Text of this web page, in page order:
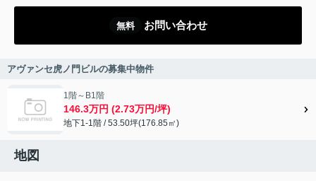
無料 お問い合わせ
アヴァンセ虎ノ門ビルの募集中物件
1階～B1階
146.3万円 (2.73万円/坪)
地下1-1階 / 53.50坪(176.85㎡)
地図